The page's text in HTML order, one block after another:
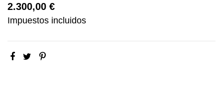
2.300,00 €
Impuestos incluidos